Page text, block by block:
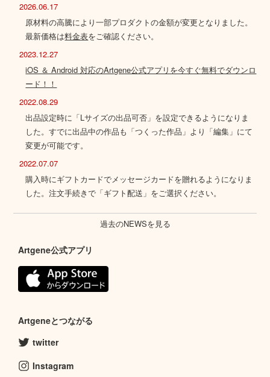
2026.06.17
原材料の高騰により一部プロダクトの金額が変更となりました。
最新価格は料金表をご確認ください。
2023.12.27
iOS ＆ Android 対応のArtgene公式アプリを今すぐ無料でダウンロ
ード！！
2022.08.29
出品設定時に「Lサイズの出品可否」を設定できるようになりま
した。すでに出品中の作品も「つくった作品」より「編集」にて
変更が可能です。
2022.07.07
購入時にギフトカードでメッセージカードを贈れるようになりま
した。注文手続きで「ギフト配送」をご選択ください。
過去のNEWSを見る
Artgene公式アプリ
Artgeneとつながる
twitter
Instagram